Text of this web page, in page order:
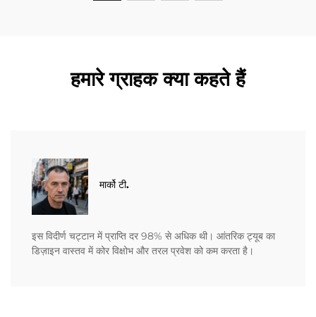
हमारे ग्राहक क्या कहते हैं
मार्को टी.
इस विदीर्ण चट्टान में प्राप्ति दर 98% से अधिक थी। आंतरिक ट्यूब का
डिज़ाइन वास्तव में कोर विक्षोभ और तरल प्रवेश को कम करता है।